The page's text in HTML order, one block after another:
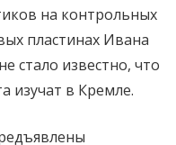
на контрольных
пластинах Ивана
стало известно, что
изучат в Кремле.